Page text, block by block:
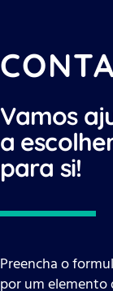
Vamos
a
para si!
Preencha o
por um elemento